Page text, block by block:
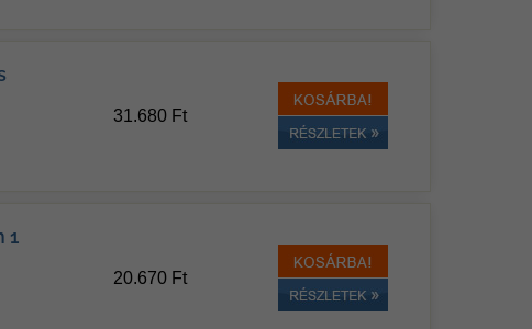
31.680 Ft
1
20.670 Ft